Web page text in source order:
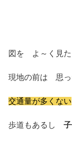
図を よ～く見た
現地の前は 思っ
交通量が多くない
歩道もあるし